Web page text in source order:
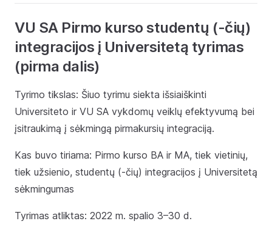
VU SA Pirmo kurso studentų (-čių)
integracijos į Universitetą tyrimas
(pirma dalis)
Tyrimo tikslas: Šiuo tyrimu siekta išsiaiškinti
Universiteto ir VU SA vykdomų veiklų efektyvumą bei
įsitraukimą į sėkmingą pirmakursių integraciją.
Kas buvo tiriama: Pirmo kurso BA ir MA, tiek vietinių,
tiek užsienio, studentų (-čių) integracijos į Universitetą
sėkmingumas
Tyrimas atliktas: 2022 m. spalio 3–30 d.